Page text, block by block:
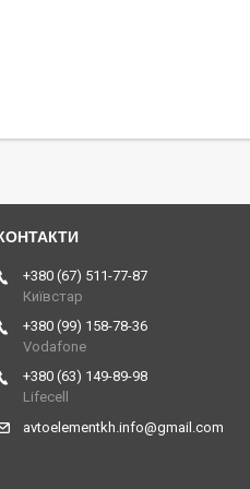
+380 (67) 511-77-87
Київстар
+380 (99) 158-78-36
Vodafone
+380 (63) 149-89-98
Lifecell
avtoelementkh.info@gmail.com